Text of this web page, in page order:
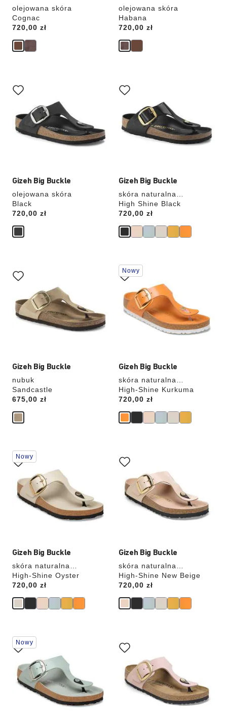
olejowana skóra
Cognac
Price:
720,00 zł
olejowana skóra
Habana
Price:
720,00 zł
Gizeh Big Buckle
olejowana skóra
Black
Price:
720,00 zł
koloru
spowoduje
zmianę
zdjęcia
produktu
Gizeh Big Buckle
skóra naturalna
lakierowana
High Shine Black
Price:
720,00 zł
koloru
spowoduje
zdjęcia
produktu
Gizeh Big Buckle
nubuk
Sandcastle
Price:
675,00 zł
koloru
spowoduje
zmianę
zdjęcia
produktu
Gizeh Big Buckle
skóra naturalna
lakierowana
High-Shine Kurkuma
Price:
720,00 zł
Wybranie
koloru
spowoduje
zmianę
zdjęcia
produktu
Nowy
Gizeh Big Buckle
skóra naturalna
lakierowana
High-Shine Oyster
Price:
720,00 zł
Wybranie
koloru
spowoduje
zmianę
zdjęcia
produktu
Nowy
Gizeh Big Buckle
skóra naturalna
lakierowana
High-Shine New Beige
Price:
720,00 zł
koloru
spowoduje
zmianę
zdjęcia
produktu
Wybranie
koloru
spowoduje
zmianę
zdjęcia
produktu
Nowy
koloru
spowoduje
zmianę
zdjęcia
produktu